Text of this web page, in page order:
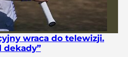
wraca do telewizji.
dekady”